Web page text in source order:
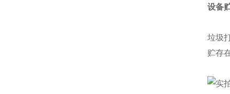
设备
垃圾
贮存